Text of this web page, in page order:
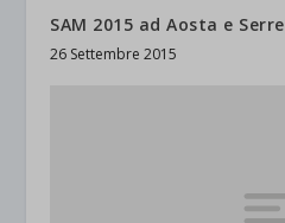
SAM 2015 ad Aosta e Serre
26 Settembre 2015